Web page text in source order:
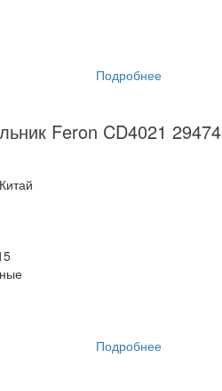
Подробнее
Feron CD4021 29474
Подробнее